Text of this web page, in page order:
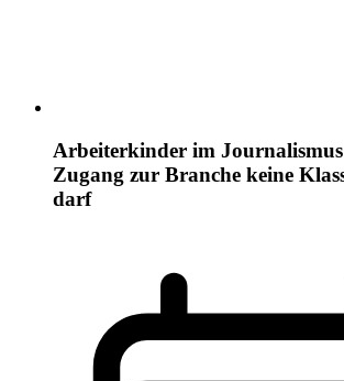
Arbeiterkinder im
Zugang zur Branche keine
darf